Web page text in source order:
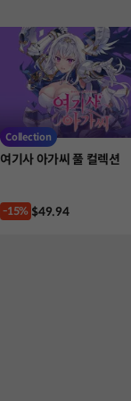
Collection
Product
여기사 아가씨 풀 컬렉션
-15% Price
$49.94